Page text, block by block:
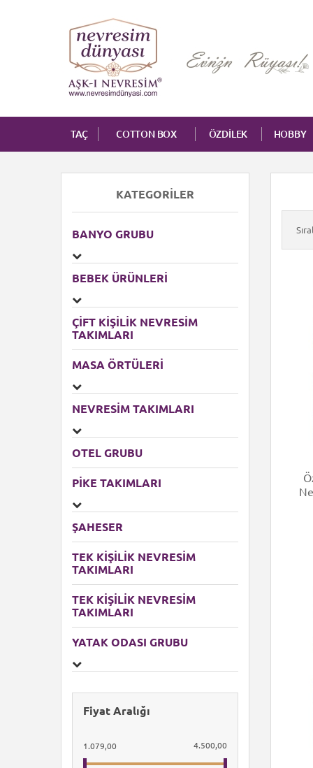
TAÇ COTTON BOX ÖZDİLEK HOBBY
KATEGORILER
BANYO GRUBU
BEBEK ÜRÜNLERI
ÇIFT KIŞILIK NEVRESIM
TAKIMLARI
MASA ÖRTÜLERI
NEVRESIM TAKIMLARI
OTEL GRUBU
PIKE TAKIMLARI
ŞAHESER
TEK KİŞİLİK NEVRESİM
TAKIMLARI
TEK KIŞILIK NEVRESIM
TAKIMLARI
YATAK ODASI GRUBU
Fiyat Aralığı
1.079,00 4.500,00